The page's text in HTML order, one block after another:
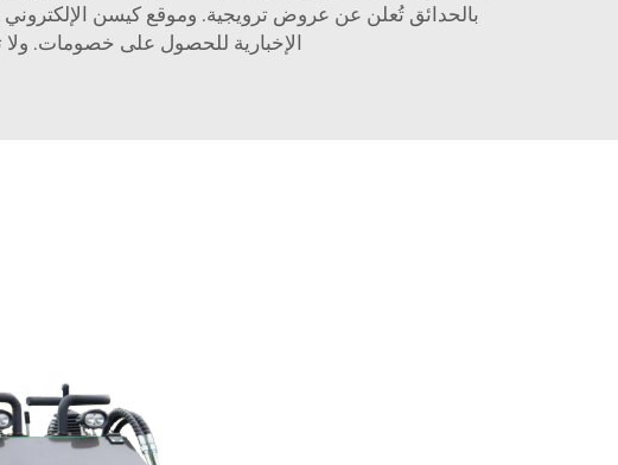
بالحدائق تُعلن عن عروض ترويجية. وموقع كيسن
الإخبارية للحصول على خصومات.